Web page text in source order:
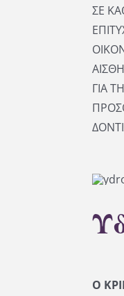
ΣΕ
ΓΙΑ
Ο